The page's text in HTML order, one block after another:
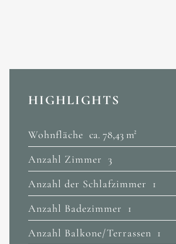
HIGHLIGHTS
Wohnfläche ca. 78,43 m²
Anzahl Zimmer 3
Anzahl der Schlafzimmer 1
Anzahl Badezimmer 1
Anzahl Balkone/Terrassen 1